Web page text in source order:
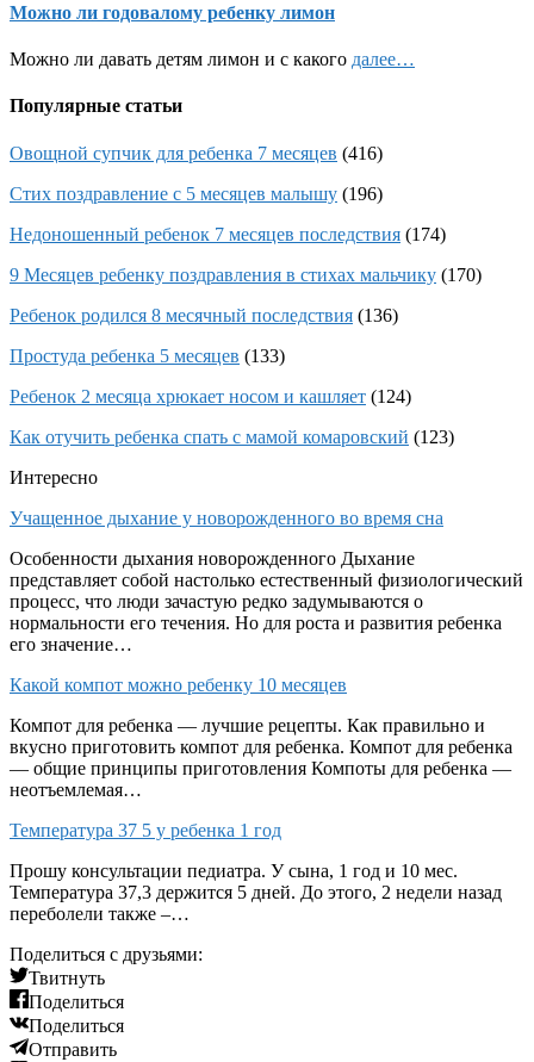
Можно ли годовалому ребенку лимон
Можно ли давать детям лимон и с какого далее…
Популярные статьи
Овощной супчик для ребенка 7 месяцев (416)
Стих поздравление с 5 месяцев малышу (196)
Недоношенный ребенок 7 месяцев последствия (174)
9 Месяцев ребенку поздравления в стихах мальчику (170)
Ребенок родился 8 месячный последствия (136)
Простуда ребенка 5 месяцев (133)
Ребенок 2 месяца хрюкает носом и кашляет (124)
Как отучить ребенка спать с мамой комаровский (123)
Интересно
Учащенное дыхание у новорожденного во время сна
Особенности дыхания новорожденного Дыхание
представляет собой настолько естественный физиологический
процесс, что люди зачастую редко задумываются о
нормальности его течения. Но для роста и развития ребенка
его значение…
Какой компот можно ребенку 10 месяцев
Компот для ребенка — лучшие рецепты. Как правильно и
вкусно приготовить компот для ребенка. Компот для ребенка
— общие принципы приготовления Компоты для ребенка —
неотъемлемая…
Температура 37 5 у ребенка 1 год
Прошу консультации педиатра. У сына, 1 год и 10 мес.
Температура 37,3 держится 5 дней. До этого, 2 недели назад
переболели также –…
Поделиться с друзьями:
Твитнуть
Поделиться
Поделиться
Отправить